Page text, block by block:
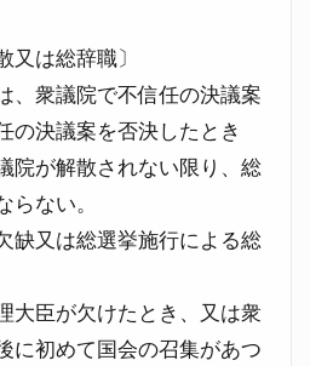
又は総辞職〕
衆議院で不信任の決議案
の決議案を否決したとき
院が解散されない限り、総
ない。
缺又は総選挙施行による総
臣が欠けたとき、又は衆
に初めて国会の召集があつ